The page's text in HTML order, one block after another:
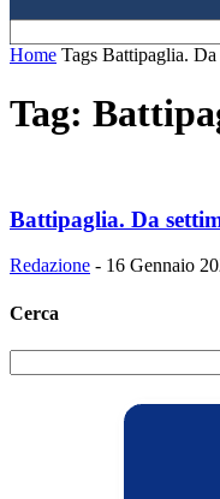
Home Tags Battipaglia. Da
Tag:
Battipaglia. Da
Redazione - 16 Gennaio
Cerca